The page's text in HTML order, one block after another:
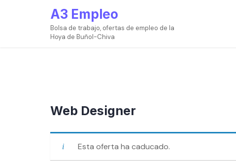
A3 Empleo
Bolsa de trabajo, ofertas de empleo de la
Hoya de Buñol-Chiva
Web Designer
Esta oferta ha caducado.